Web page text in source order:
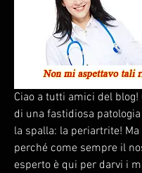
Ciao a tutti amici del blog!
di una fastidiosa
la spalla: la periartrite!
perché come sempre il
esperto è qui per darvi i